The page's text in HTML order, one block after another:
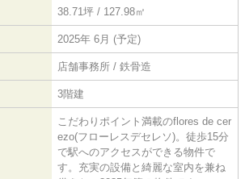
38.71坪 / 127.98㎡
2025年 6月 (予定)
店舗事務所 / 鉄骨造
3階建
こだわりポイント満載のflores de cer
ezo(フローレスデセレソ)。徒歩15分
で駅へのアクセスができる物件で
す。充実の設備と綺麗な室内を兼ね